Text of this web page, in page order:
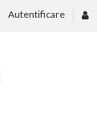
Autentificare